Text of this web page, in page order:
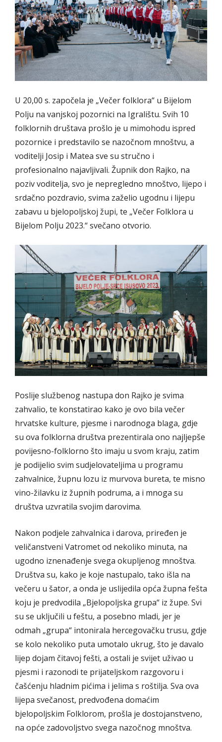
U 20,00 s. započela je „Večer folklora“ u Bijelom
Polju na vanjskoj pozornici na Igralištu. Svih 10
folklornih društava prošlo je u mimohodu ispred
pozornice i predstavilo se nazočnom mnoštvu, a
voditelji Josip i Matea sve su stručno i
profesionalno najavljivali. Župnik don Rajko, na
poziv voditelja, svo je nepregledno mnoštvo, lijepo i
srdačno pozdravio, svima zaželio ugodnu i lijepu
zabavu u bjelopoljskoj župi, te „Večer Folklora u
Bijelom Polju 2023.“ svečano otvorio.
Poslije službenog nastupa don Rajko je svima
zahvalio, te konstatirao kako je ovo bila večer
hrvatske kulture, pjesme i narodnoga blaga, gdje
su ova folklorna društva prezentirala ono najljepše
povijesno-folklorno što imaju u svom kraju, zatim
je podijelio svim sudjelovateljima u programu
zahvalnice, župnu lozu iz murvova bureta, te misno
vino-žilavku iz župnih podruma, a i mnoga su
društva uzvratila svojim darovima.
Nakon podjele zahvalnica i darova, priređen je
veličanstveni Vatromet od nekoliko minuta, na
ugodno iznenađenje svega okupljenog mnoštva.
Društva su, kako je koje nastupalo, tako išla na
večeru u šator, a onda je uslijedila opća župna fešta
koju je predvodila „Bjelopoljska grupa“ iz župe. Svi
su se uključili u feštu, a posebno mladi, jer je
odmah „grupa“ intonirala hercegovačku trusu, gdje
se kolo nekoliko puta umotalo ukrug, što je davalo
lijep dojam čitavoj fešti, a ostali je svijet uživao u
pjesmi i razonodi te prijateljskom razgovoru i
čašćenju hladnim pićima i jelima s roštilja. Sva ova
lijepa svečanost, predvođena domaćim
bjelopoljskim Folklorom, prošla je dostojanstveno,
na opće zadovoljstvo svega nazočnog mnoštva.